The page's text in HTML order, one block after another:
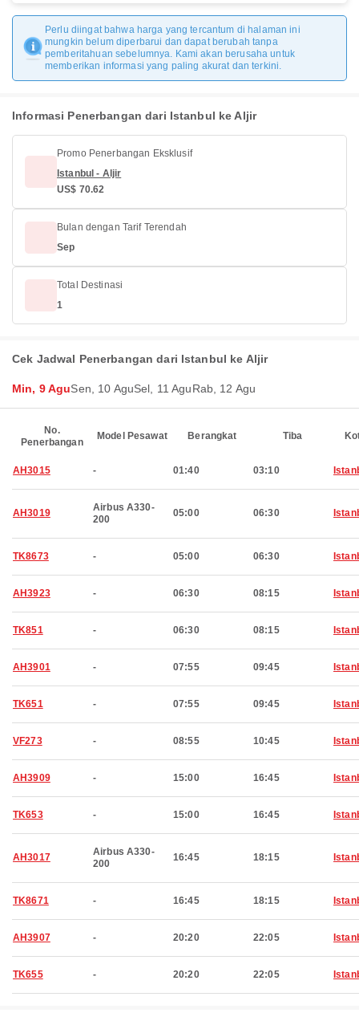
Perlu diingat bahwa harga yang tercantum di halaman ini
mungkin belum diperbarui dan dapat berubah tanpa
pemberitahuan sebelumnya. Kami akan berusaha untuk
memberikan informasi yang paling akurat dan terkini.
Informasi Penerbangan dari Istanbul ke Aljir
Promo Penerbangan Eksklusif
Istanbul - Aljir
US$ 70.62
Bulan dengan Tarif Terendah
Sep
Total Destinasi
1
Cek Jadwal Penerbangan dari Istanbul ke Aljir
Min, 9 AguSen, 10 AguSel, 11 AguRab, 12 Agu
No.
Penerbangan
Model Pesawat Berangkat Tiba
AH3015 - 01:40 03:10
AH3019
Airbus A330-
200
05:00 06:30
TK8673 - 05:00 06:30
AH3923 - 06:30 08:15
TK851 - 06:30 08:15
AH3901 - 07:55 09:45
TK651 - 07:55 09:45
VF273 - 08:55 10:45
AH3909 - 15:00 16:45
TK653 - 15:00 16:45
AH3017
Airbus A330-
200
16:45 18:15
TK8671 - 16:45 18:15
AH3907 - 20:20 22:05
TK655 - 20:20 22:05